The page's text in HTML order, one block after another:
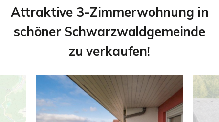
Attraktive 3-Zimmerwohnung in
schöner Schwarzwaldgemeinde
zu verkaufen!